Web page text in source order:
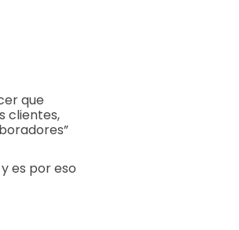
que
clientes,
es por eso